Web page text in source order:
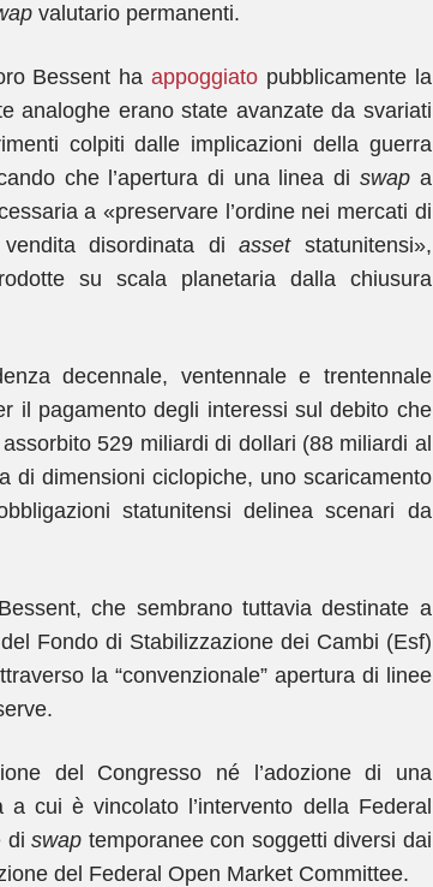
valutario permanenti.
Bessent haappoggiato pubblicamente la
analoghe erano state avanzate da svariati
colpiti dalle implicazioni della guerra
che l’apertura di una linea di swapa
a «preservare l’ordine nei mercati di
disordinata diassetstatunitensi»,
su scala planetaria dalla chiusura
decennale, ventennale e trentennale
il pagamento degli interessi sul debito che
529 miliardi di dollari (88 miliardi al
di dimensioni ciclopiche, uno scaricamento
statunitensi delinea scenari da
che sembrano tuttavia destinate a
Fondo di Stabilizzazione dei Cambi (Esf)
la “convenzionale” apertura di linee
del Congresso né l’adozione di una
cui è vincolato l’intervento della Federal
diswap temporanee con soggetti diversi dai
del Federal Open Market Committee.